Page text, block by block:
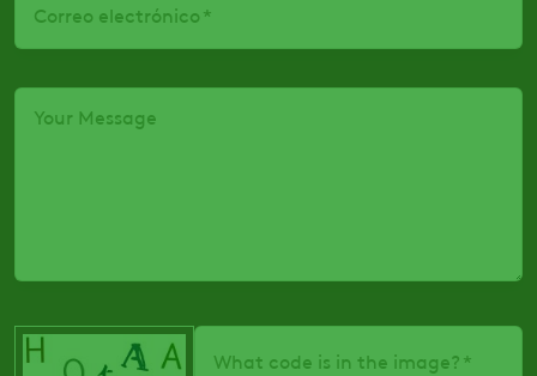
Correo electrónico
Your Message
What code is in the image?